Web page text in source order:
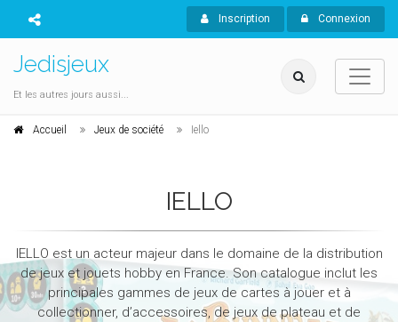
Inscription Connexion
Jedisjeux
Et les autres jours aussi...
Accueil Jeux de société Iello
IELLO
IELLO est un acteur majeur dans le domaine de la distribution
de jeux et jouets hobby en France. Son catalogue inclut les
principales gammes de jeux de cartes à jouer et à
collectionner, d’accessoires, de jeux de plateau et de